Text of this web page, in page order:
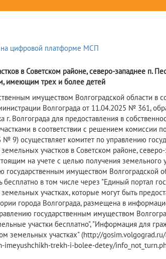
в Советском районе, северо-западнее п.
имеющим трех и более детей
имуществом Волгоградской области в
Волгограда от 11.04.2025 № 361,
г. Волгограда для предоставления в
в соответствии с решением комиссии
№ 9) осуществляет комитет по управлению
участков в Советском районе,
на учете с целью получения земельного
государственным имуществом Волгоградской
бесплатно в том числе через "Единый портал
участках, которые могут быть
города Волгограда, размещена в
государственным имуществом
участки бесплатно", "Информация для
земельных участках" (http://
imeyushchikh-trekh-i-bolee-detey/